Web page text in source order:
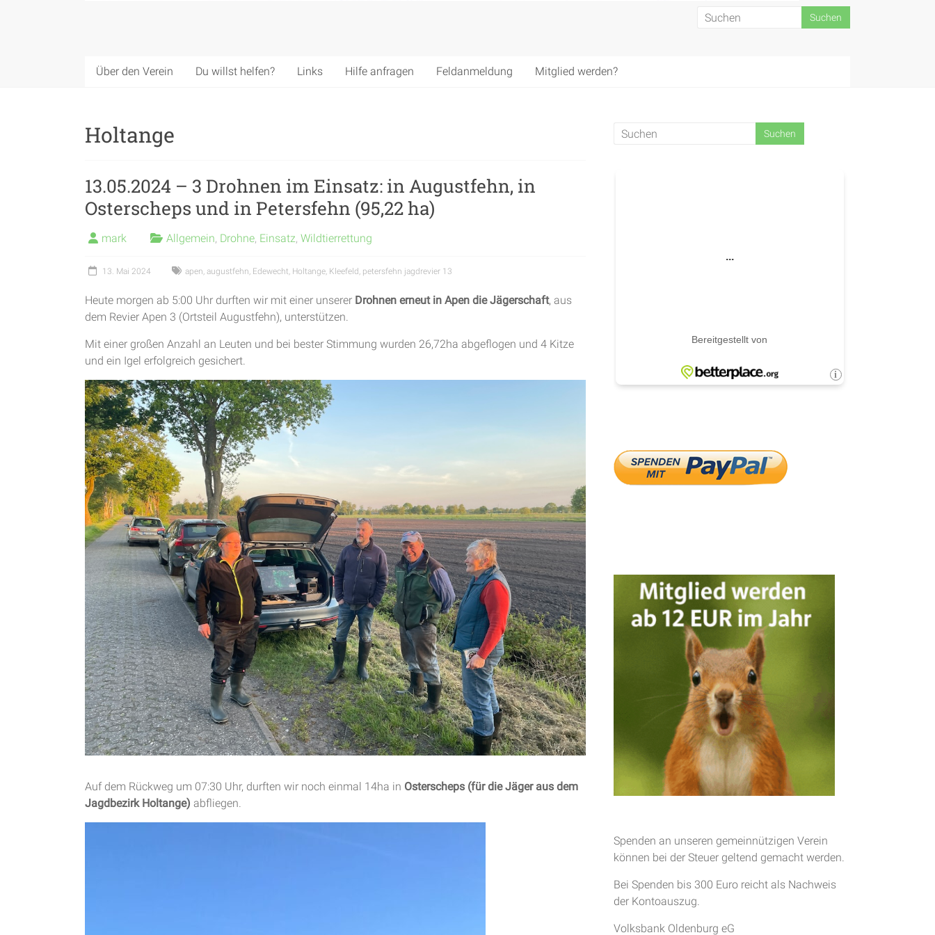
Über den Verein Du willst helfen? Links Hilfe anfragen Feldanmeldung Mitglied werden?
Holtange
13.05.2024 – 3 Drohnen im Einsatz: in Augustfehn, in
Osterscheps und in Petersfehn (95,22 ha)
mark Allgemein, Drohne, Einsatz, Wildtierrettung
13. Mai 2024 apen, augustfehn, Edewecht, Holtange, Kleefeld , petersfehn jagdrevier 13
Heute morgen ab 5:00 Uhr durften wir mit einer unserer Drohnen erneut in Apen die Jägerschaft, aus
dem Revier Apen 3 (Ortsteil Augustfehn), unterstützen.
Mit einer großen Anzahl an Leuten und bei bester Stimmung wurden 26,72ha abgeflogen und 4 Kitze
und ein Igel erfolgreich gesichert.
Auf dem Rückweg um 07:30 Uhr, durften wir noch einmal 14ha in Osterscheps (für die Jäger aus dem
Jagdbezirk Holtange) abfliegen.
Spenden an unseren gemeinnützigen Verein
können bei der Steuer geltend gemacht werden.
Bei Spenden bis 300 Euro reicht als Nachweis
der Kontoauszug.
Volksbank Oldenburg eG